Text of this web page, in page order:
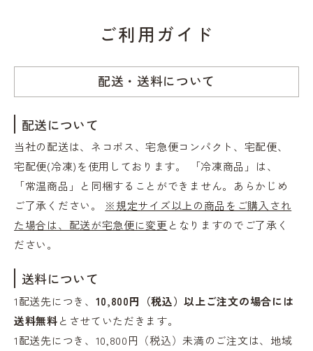
ご利用ガイド
配送・送料について
配送について
当社の配送は、ネコポス、宅急便コンパクト、宅配便、
宅配便(冷凍)を使用しております。 「冷凍商品」は、
「常温商品」と同梱することができません。あらかじめ
ご了承ください。 ※規定サイズ以上の商品をご購入され
た場合は、配送が宅急便に変更 となりますのでご了承く
ださい。
送料について
1配送先につき、 10,800円（税込）以上ご注文の場合には
送料無料とさせていただきます。
1配送先につき、10,800円（税込）未満のご注文は、地域